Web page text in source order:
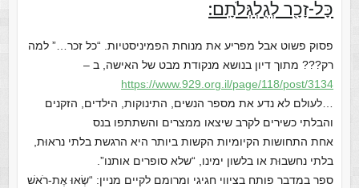
כָּל-זָכָ֖ר לְגֻלְגְּלֹתָֽם:
פסוק פשוט אבל מפריע את מנוחת הפמיניסטיות. “כל זכר…” למה
רק??? מתוך דיון בנושא מנקודת מבט של האישה, ב –
https://www.929.org.il/page/118/post/3134
…לעולם לא נדע את מספר הנשים, התינוקות, הילדים, הזקנים
והבלתי כשירים לקרב שיצאו ממצרים והשתתפו בנס
אחת התחושות הקיומיות הקשות ביותר היא הרגשת בלתי נראוּת,
בלתי נחשבוּת או בלשון ימינו, “שלא סופרים אותנו”.
ספר במדבר פותח בציווי חגיגי ומרומם לקיים מניין: “שְׂאוּ אֶת-רֹאשׁ